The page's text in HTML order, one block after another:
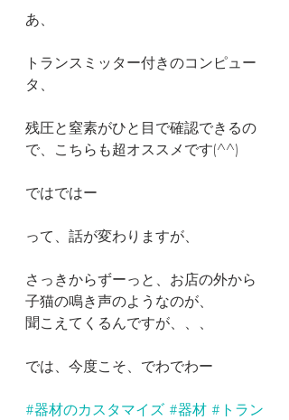
あ、
トランスミッター付きのコンピュー
タ、
残圧と窒素がひと目で確認できるの
で、こちらも超オススメです(^^)
ではではー
って、話が変わりますが、
さっきからずーっと、お店の外から
子猫の鳴き声のようなのが、
聞こえてくるんですが、、、
では、今度こそ、でわでわー
#器材のカスタマイズ #器材 #トラン